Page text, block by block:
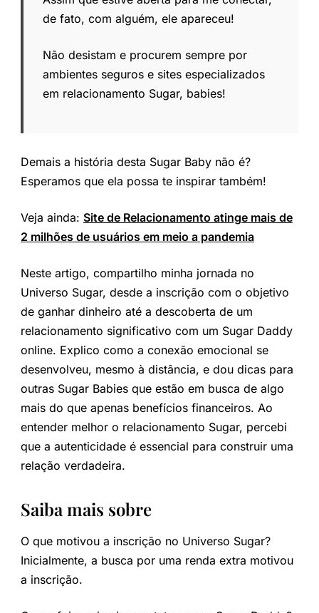
de fato, com alguém, ele apareceu!
Não desistam e procurem sempre por
ambientes seguros e sites especializados
em relacionamento Sugar, babies!
Demais a história desta Sugar Baby não é?
Esperamos que ela possa te inspirar também!
Veja ainda: Site de Relacionamento atinge mais de
2 milhões de usuários em meio a pandemia
Neste artigo, compartilho minha jornada no
Universo Sugar, desde a inscrição com o objetivo
de ganhar dinheiro até a descoberta de um
relacionamento significativo com um Sugar Daddy
online. Explico como a conexão emocional se
desenvolveu, mesmo à distância, e dou dicas para
outras Sugar Babies que estão em busca de algo
mais do que apenas benefícios financeiros. Ao
entender melhor o relacionamento Sugar, percebi
que a autenticidade é essencial para construir uma
relação verdadeira.
Saiba mais sobre
O que motivou a inscrição no Universo Sugar?
Inicialmente, a busca por uma renda extra motivou
a inscrição.